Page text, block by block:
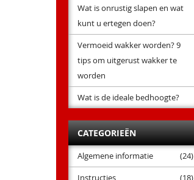
Wat is onrustig slapen en wat
kunt u ertegen doen?
Vermoeid wakker worden? 9
tips om uitgerust wakker te
worden
Wat is de ideale bedhoogte?
CATEGORIEËN
Algemene informatie
(24)
Instructies
(18)